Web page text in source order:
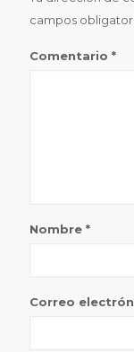
campos
Comentario *
Nombre *
Correo